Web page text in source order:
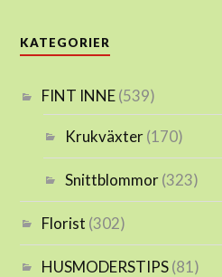
KATEGORIER
FINT INNE(539)
Krukväxter(170)
Snittblommor(323)
Florist (302)
HUSMODERSTIPS(81)